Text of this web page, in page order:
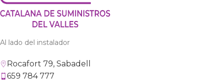
Al lado del instalador
Rocafort 79, Sabadell
659 784 777